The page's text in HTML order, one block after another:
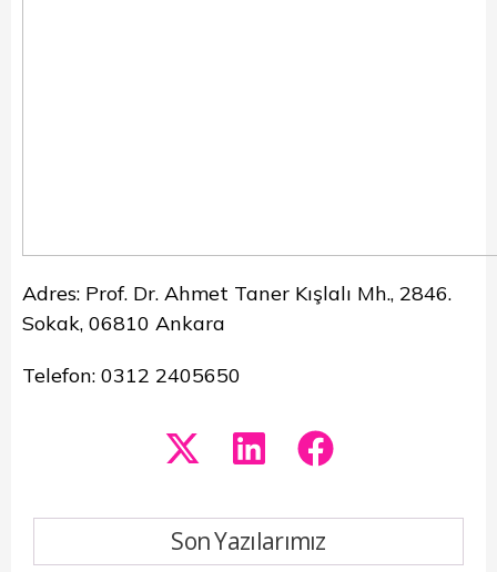
Adres: Prof. Dr. Ahmet Taner Kışlalı Mh., 2846.
Sokak, 06810 Ankara
Telefon: 0312 2405650
Son Yazılarımız